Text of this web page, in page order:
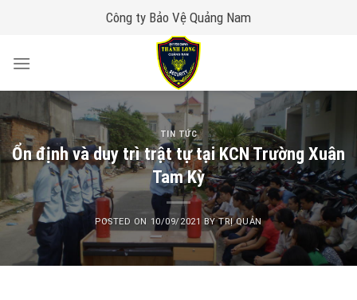
Công ty Bảo Vệ Quảng Nam
TIN TỨC
Ổn định và duy trì trật tự tại KCN Trường Xuân
Tam Kỳ
POSTED ON 10/09/2021 BYTRỊ QUẢN